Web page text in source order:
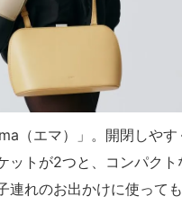
（エマ）」。開閉しやす
ットが2つと、コンパク
連れのお出かけに使って